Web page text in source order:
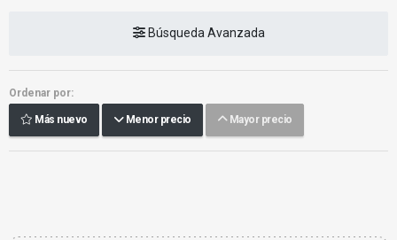
Búsqueda Avanzada
Ordenar por:
Más nuevo Menor precio Mayor precio